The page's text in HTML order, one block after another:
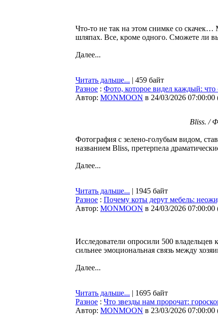
Что-то не так на этом снимке со
шляпах. Все, кроме одного. Сможете ли
Далее...
Читать дальше... | 459 байт
Разное : Фото, которое видел каждый: что
Автор: MONMOON в 24/03/2026 07:00:00
Bliss. /
Фотография с зелено-голубым видом,
названием Bliss, претерпела
Далее...
Читать дальше... | 1945 байт
Разное : Почему коты дерут мебель:
Автор: MONMOON в 24/03/2026 07:00:00
Исследователи опросили 500
сильнее эмоциональная связь между
Далее...
Читать дальше... | 1695 байт
Разное : Что звезды нам пророчат:
Автор: MONMOON в 23/03/2026 07:00:00